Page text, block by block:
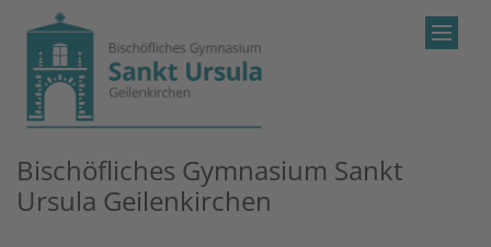
Zum Inhalt springen
Bischöfliches Gymnasium Sankt
Ursula Geilenkirchen